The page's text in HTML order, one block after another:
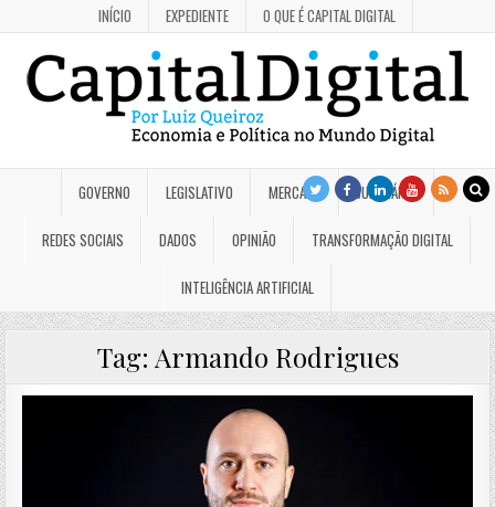
INÍCIO EXPEDIENTE O QUE É CAPITAL DIGITAL
GOVERNO LEGISLATIVO MERCADO JUDICIÁRIO
REDES SOCIAIS DADOS OPINIÃO TRANSFORMAÇÃO DIGITAL
INTELIGÊNCIA ARTIFICIAL
Tag: Armando Rodrigues